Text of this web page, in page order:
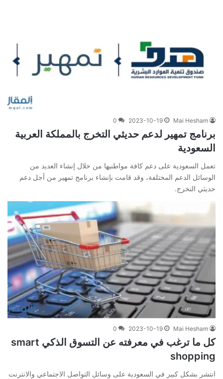
Mai Hesham
2023-10-19
0
برنامج تمهير لدعم حديثي التخرج بالمملكة العربية
السعودية
تعمل السعودية على دعم كافة مواطنيها من خلال إنشاء العديد من
الوسائل الدعم المختلفة، وقد قامت بإنشاء برنامج تمهير من أجل دعم
حديثي التخرج.
Mai Hesham
2023-10-19
0
كل ما ترغب في معرفته عن التسوق الذكي smart
shopping
انتشر بشكل كبير في السعودية على وسائل التواصل الاجتماعي والانترنت